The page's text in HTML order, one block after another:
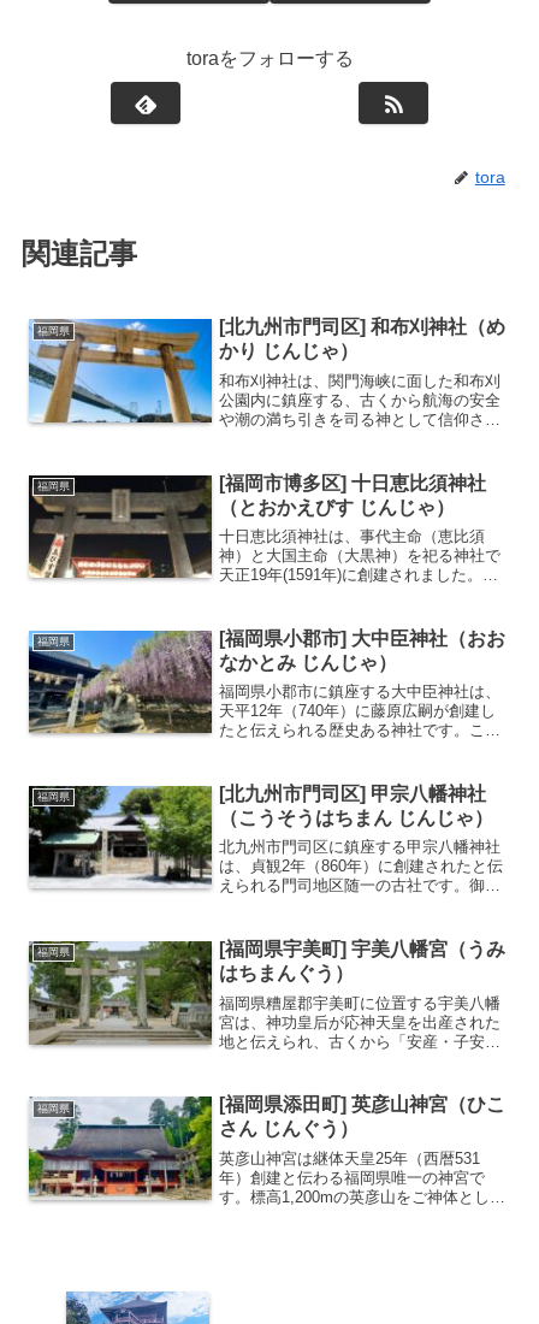
toraをフォローする
tora
関連記事
福岡県
[北九州市門司区] 和布刈神社（め
かり じんじゃ）
和布刈神社は、関門海峡に面した和布刈
公園内に鎮座する、古くから航海の安全
や潮の満ち引きを司る神として信仰され
結ぶ関門海峡の要衝として非常に古い歴
史があります。毎年...
福岡県
[福岡市博多区] 十日恵比須神社
（とおかえびす じんじゃ）
十日恵比須神社は、事代主命（恵比須
神）と大国主命（大黒神）を祀る神社で
天正19年(1591年)に創建されました。博
てたことが始まりと伝わります。毎年1月
8～11日まで開...
福岡県
[福岡県小郡市] 大中臣神社（おお
なかとみ じんじゃ）
福岡県小郡市に鎮座する大中臣神社は、
天平12年（740年）に藤原広嗣が創建し
たと伝えられる歴史ある神社です。この
これは南北朝時代、大保原合戦で負傷し
た懐良（かねよし）親...
福岡県
[北九州市門司区] 甲宗八幡神社
（こうそうはちまん じんじゃ）
北九州市門司区に鎮座する甲宗八幡神社
は、貞観2年（860年）に創建されたと伝
えられる門司地区随一の古社です。御祭
れてきました。この神社の特筆すべき点
は、源平合戦との深い...
福岡県
[福岡県宇美町] 宇美八幡宮（うみ
はちまんぐう）
福岡県糟屋郡宇美町に位置する宇美八幡
宮は、神功皇后が応神天皇を出産された
地と伝えられ、古くから「安産・子安の
年を超える巨大な楠（くすのき）の群生
で、その圧倒的な生命...
福岡県
[福岡県添田町] 英彦山神宮（ひこ
さん じんぐう）
英彦山神宮は継体天皇25年（西暦531
年）創建と伝わる福岡県唯一の神宮で
す。標高1,200mの英彦山をご神体とし、